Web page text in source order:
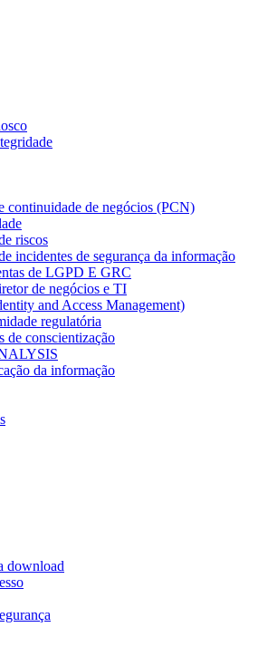
continuidade de negócios (PCN)
riscos
incidentes de segurança da informação
de LGPD E GRC
de negócios e TI
and Access Management)
regulatória
de conscientização
da informação
download